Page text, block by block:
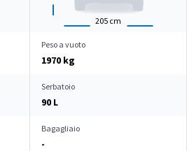
205 cm
Peso a vuoto
1970 kg
Serbatoio
90 L
Bagagliaio
-